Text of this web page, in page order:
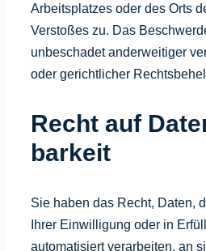
Arbeitsplatzes oder des Orts
Verstoßes zu. Das
unbeschadet anderweitiger
oder gerichtlicher
Recht auf
barkeit
Sie haben das Recht, Daten,
Ihrer Einwilligung oder in
automatisiert verarbeiten, an